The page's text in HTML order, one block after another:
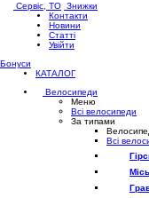
Сервіс, ТО Знижки
Контакти
Новини
Статті
Увійти
Бонуси
КАТАЛОГ
Велосипеди
Меню
Всі велосипеди
За типами
Всі